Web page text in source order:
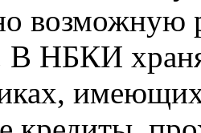
возможную
НБКИ